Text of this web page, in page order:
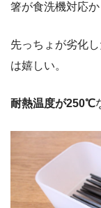
箸が食洗機対応
先っちょが劣化
は嬉しい。
耐熱温度が250℃